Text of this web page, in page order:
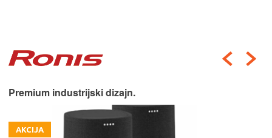
Premium industrijski dizajn.
AKCIJA